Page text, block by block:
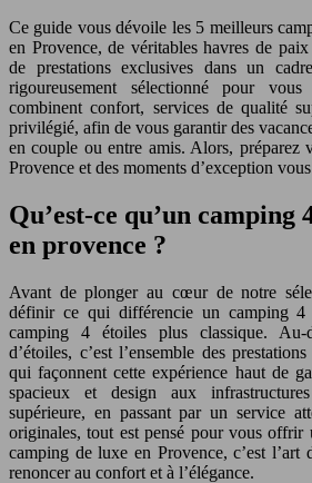
Ce guide vous dévoile les 5 meilleurs
en Provence, de véritables havres de
de prestations exclusives dans un
rigoureusement sélectionné pour
combinent confort, services de qualité
privilégié, afin de vous garantir des
en couple ou entre amis. Alors, préparez
Provence et des moments d’exception
Qu’est-ce qu’un camping
en provence ?
Avant de plonger au cœur de notre
définir ce qui différencie un camping 4
camping 4 étoiles plus classique.
d’étoiles, c’est l’ensemble des
qui façonnent cette expérience haut de
spacieux et design aux
supérieure, en passant par un service
originales, tout est pensé pour vous offrir
camping de luxe en Provence, c’est
renoncer au confort et à l’élégance.